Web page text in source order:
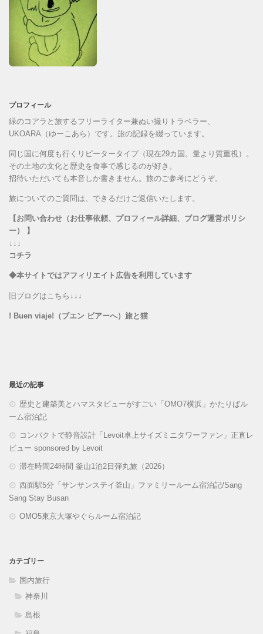
プロフィール
緑のコアラと旅するフリーライター兼ぬい撮りトラベラー、
UKOARA（ゆーこあら）です。旅の記録を綴っています。
同じ国に何度も行くリピータータイプ（現在29カ国。量より質重視）。
その土地の文化と歴史を食事で感じるのが好き。
招待いただいても本音しか書きません。旅のご参考にどうぞ。
旅についてのご質問は、できるだけご返信いたします。
【お問い合わせ（お仕事依頼、プロフィール詳細、ブログ運営ポリシ
ー） 】
↓↓↓
コチラ
◆本サイトではアフィリエイト広告を利用しています
旧ブログはこちら↓↓↓
! Buen viaje!（ブエン ビアーへ）旅と猫
最近の記事
歴史と建築美とハマスタビューがすごい「OMO7横浜」かたりばル
ーム宿泊記
コンパクトで静音設計「Levoit卓上サイズミニタワーファン」正直レ
ビュー sponsored by Levoit
滞在時間24時間 釜山1泊2日弾丸旅（2026）
西面駅5分「サンサンステイ釜山」ファミリールーム宿泊記/Sang
Sang Stay Busan
OMO5東京大塚やぐらルーム宿泊記
カテゴリー
国内旅行
神奈川
島根